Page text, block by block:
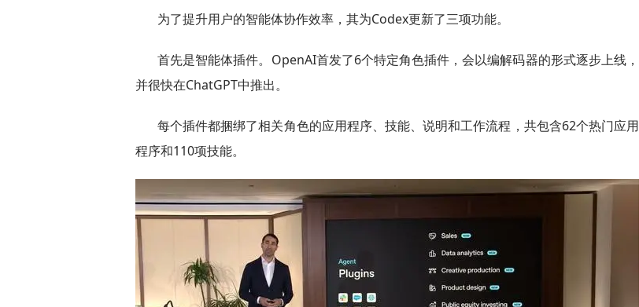
为了提升用户的智能体协作效率，其为Codex更新了三项功能。
首先是智能体插件。OpenAI首发了6个特定角色插件，会以编解码器的形式逐步上线，
并很快在ChatGPT中推出。
每个插件都捆绑了相关角色的应用程序、技能、说明和工作流程，共包含62个热门应用
程序和110项技能。